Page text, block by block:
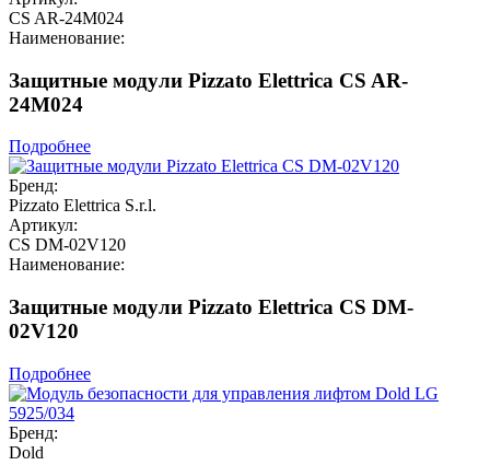
CS AR-24M024
Наименование:
Защитные модули Pizzato Elettrica CS AR-
24M024
Подробнее
Бренд:
Pizzato Elettrica S.r.l.
Артикул:
CS DM-02V120
Наименование:
Защитные модули Pizzato Elettrica CS DM-
02V120
Подробнее
Бренд:
Dold